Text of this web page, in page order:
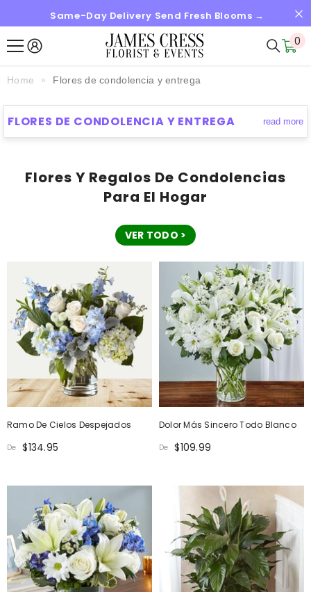
SALTAR AL CONTENIDOSame-Day Delivery Send Fresh Blooms →
0
0
Home Flores de condolencia y entrega
FLORES DE CONDOLENCIA Y ENTREGA read more
Flores Y Regalos De Condolencias
Para El Hogar
VER TODO >
Ramo De Cielos Despejados
De $134.95
Dolor Más Sincero Todo Blanco
De $109.99